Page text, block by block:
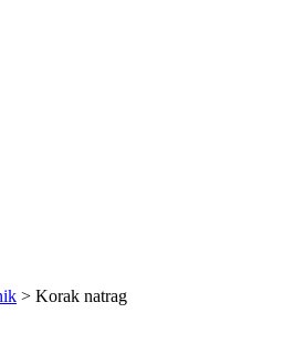
> Korak natrag